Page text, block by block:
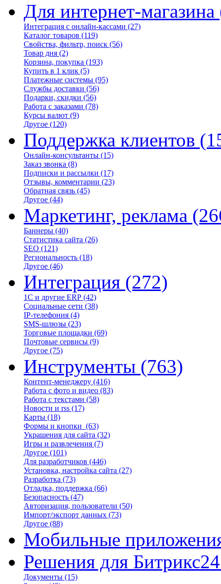
Для интернет-магазина
Интеграция с онлайн-кассами (27)
Каталог товаров (119)
Свойства, фильтр, поиск (56)
Товар дня (2)
Корзина, покупка (193)
Купить в 1 клик (5)
Платежные системы (95)
Службы доставки (56)
Подарки, скидки (56)
Работа с заказами (78)
Курсы валют (9)
Другое (120)
Поддержка клиентов
Онлайн-консультанты (15)
Заказ звонка (8)
Подписки и рассылки (17)
Отзывы, комментарии (23)
Обратная связь (45)
Другое (44)
Маркетинг, реклама
Баннеры (40)
Статистика сайта (26)
SEO (121)
Региональность (18)
Другое (46)
Интеграция (272)
1С и другие ERP (42)
Социальные сети (38)
IP-телефония (4)
SMS-шлюзы (23)
Торговые площадки (69)
Почтовые сервисы (9)
Другое (75)
Инструменты (763)
Контент-менеджеру (416)
Работа с фото и видео (83)
Работа с текстами (58)
Новости и rss (17)
Карты (18)
Формы и кнопки (63)
Украшения для сайта (32)
Игры и развлечения (7)
Другое (101)
Для разработчиков (446)
Установка, настройка сайта (27)
Разработка (73)
Отладка, поддержка (66)
Безопасность (47)
Авторизация, пользователи (50)
Импорт/экспорт данных (73)
Другое (88)
Мобильные
Решения для Битрикс24
Документы (15)